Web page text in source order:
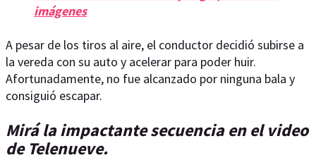
imágenes
A pesar de los tiros al aire, el conductor decidió subirse a
la vereda con su auto y acelerar para poder huir.
Afortunadamente, no fue alcanzado por ninguna bala y
consiguió escapar.
Mirá la impactante secuencia en el video
de Telenueve.